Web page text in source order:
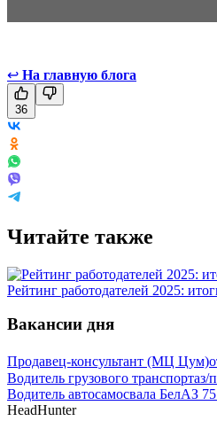
↩ На главную блога
36
Читайте также
Рейтинг работодателей 2025:
Вакансии дня
Продавец-консультант (МЦ Цум)
Водитель грузового транспортаз/
Водитель автосамосвала БелАЗ
HeadHunter